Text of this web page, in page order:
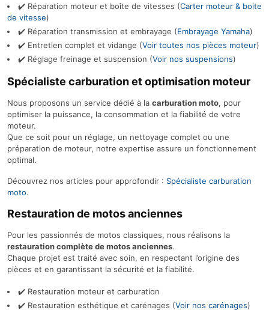
✔️ Réparation moteur et boîte de vitesses (Carter moteur & boite
de vitesse)
✔️ Réparation transmission et embrayage (Embrayage Yamaha)
✔️ Entretien complet et vidange (Voir toutes nos pièces moteur)
✔️ Réglage freinage et suspension (Voir nos suspensions)
Spécialiste carburation et optimisation moteur
Nous proposons un service dédié à la carburation moto, pour
optimiser la puissance, la consommation et la fiabilité de votre
moteur.
Que ce soit pour un réglage, un nettoyage complet ou une
préparation de moteur, notre expertise assure un fonctionnement
optimal.
Découvrez nos articles pour approfondir : Spécialiste carburation
moto.
Restauration de motos anciennes
Pour les passionnés de motos classiques, nous réalisons la
restauration complète de motos anciennes.
Chaque projet est traité avec soin, en respectant l’origine des
pièces et en garantissant la sécurité et la fiabilité.
✔️ Restauration moteur et carburation
✔️ Restauration esthétique et carénages (Voir nos carénages)